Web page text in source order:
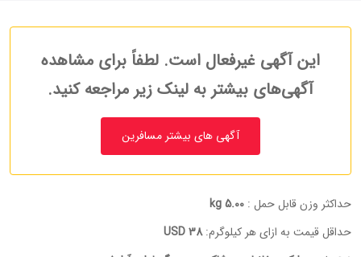
این آگهی غیرفعال است. لطفاً برای مشاهده
آگهی‌های بیشتر به لینک زیر مراجعه کنید.
آگهی های بیشتر مسافرین
حداکثر وزن قابل حمل : 5.00 kg
حداقل قیمت به ازای هر کیلوگرم:38 USD